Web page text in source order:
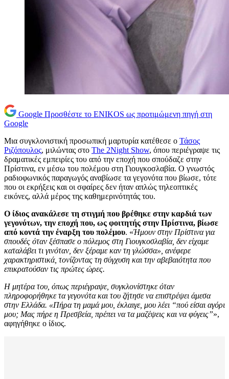
Google Προσθέστε το ENIKOS ως προτιμώμενη πηγή στη
Google
Μια συγκλονιστική προσωπική μαρτυρία κατέθεσε ο Τάσος
Ριζόπουλος, μιλώντας στο The 2Night Show, όπου περιέγραψε τις
δραματικές εμπειρίες του από την εποχή που σπούδαζε στην
Πρίστινα, εν μέσω του πολέμου στη Γιουγκοσλαβία. Ο γνωστός
ραδιοφωνικός παραγωγός αναβίωσε τα γεγονότα που βίωσε, τότε
που οι εκρήξεις και οι σφαίρες δεν ήταν απλώς τηλεοπτικές
εικόνες, αλλά μέρος της καθημερινότητάς του.
Ο ίδιος ανακάλεσε τη στιγμή που βρέθηκε στην καρδιά των
γεγονότων, την εποχή που, ως φοιτητής στην Πρίστινα, βίωσε
από κοντά την έναρξη του πολέμου. «Ήμουν στην Πρίστινα για
σπουδές όταν ξέσπασε ο πόλεμος στη Γιουγκοσλαβία, δεν είχαμε
καταλάβει τι γινόταν, δεν ξέραμε καν τη γλώσσα», ανέφερε
χαρακτηριστικά, τονίζοντας τη σύγχυση και την αβεβαιότητα που
επικρατούσαν τις πρώτες ώρες.
Η μητέρα του, όπως περιέγραψε, συγκλονίστηκε όταν
πληροφορήθηκε τα γεγονότα και του ζήτησε να επιστρέψει άμεσα
στην Ελλάδα. «Πήρα τη μαμά μου, έκλαιγε, μου λέει “πού είσαι αγόρι
μου; Μας πήρε η Πρεσβεία, πρέπει να τα μαζέψεις και να φύγεις”»,
αφηγήθηκε ο ίδιος.